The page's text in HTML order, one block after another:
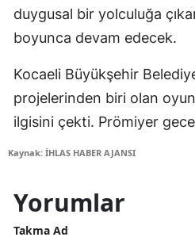
duygusal bir yolculuğa
boyunca devam edecek.
Kocaeli Büyükşehir
projelerinden biri olan
ilgisini çekti. Prömiyer
Kaynak: İHLAS HABER AJANSI
Yorumlar
Takma Ad